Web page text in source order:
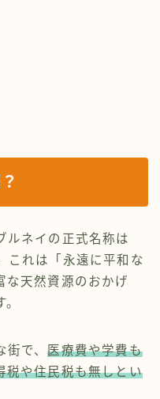
ルネイの正式名称は
これは「永遠に平和な
な天然資源のおかげ
街で、医療費や学費も
税や住民税も無しとい